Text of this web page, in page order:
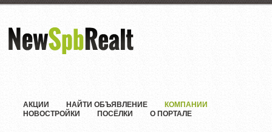
АКЦИИ НАЙТИ ОБЪЯВЛЕНИЕ
КОМПАНИИ
НОВОСТРОЙКИ
ПОСЁЛКИ О ПОРТАЛЕ